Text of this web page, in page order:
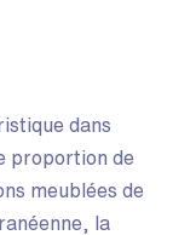
dans
proportion de
meublées de
la